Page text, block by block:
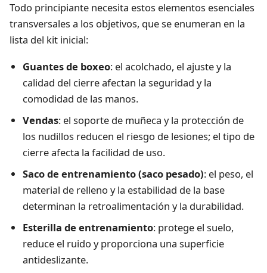
Todo principiante necesita estos elementos esenciales
transversales a los objetivos, que se enumeran en la
lista del kit inicial:
Guantes de boxeo: el acolchado, el ajuste y la
calidad del cierre afectan la seguridad y la
comodidad de las manos.
Vendas: el soporte de muñeca y la protección de
los nudillos reducen el riesgo de lesiones; el tipo de
cierre afecta la facilidad de uso.
Saco de entrenamiento (saco pesado): el peso, el
material de relleno y la estabilidad de la base
determinan la retroalimentación y la durabilidad.
Esterilla de entrenamiento: protege el suelo,
reduce el ruido y proporciona una superficie
antideslizante.